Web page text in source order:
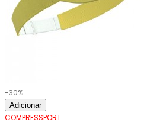
-30%
Adicionar
COMPRESSPORT